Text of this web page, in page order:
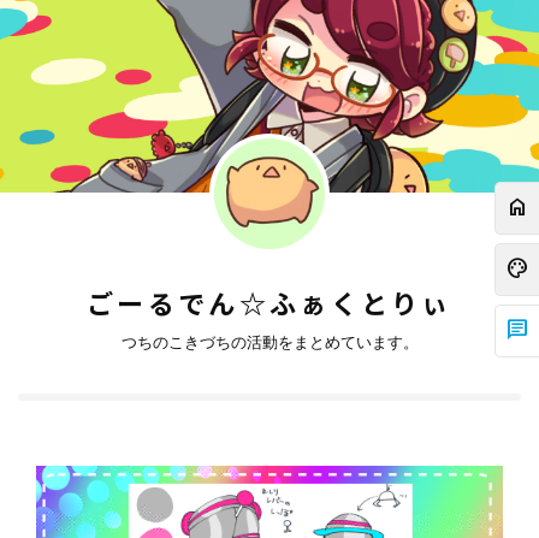
home
palette
chat
ごーるでん☆ふぁくとりぃ
つちのこきづちの活動をまとめています。